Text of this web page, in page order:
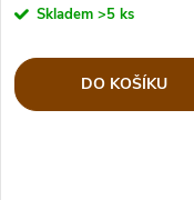
cena:Skladem >5 ks
DO KOŠÍKU